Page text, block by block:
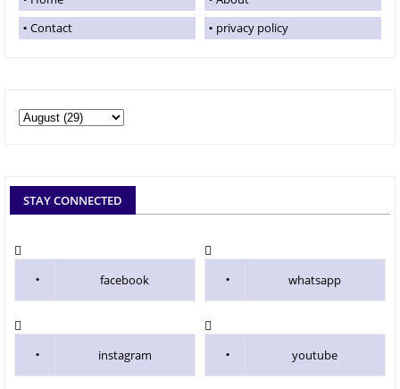
Contact
privacy policy
STAY CONNECTED
facebook whatsapp
instagram youtube